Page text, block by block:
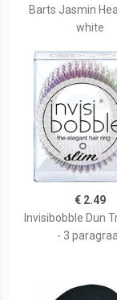
Barts Jasmin
white
€ 2.49
Invisibobble Dun
- 3